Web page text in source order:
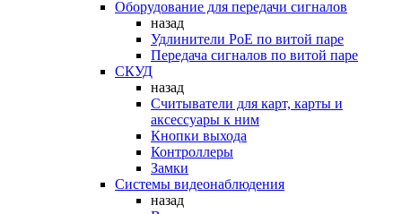
Оборудование для передачи сигналов
назад
Удлинители PoE по витой паре
Передача сигналов по витой паре
СКУД
назад
Считыватели для карт, карты и
аксессуары к ним
Кнопки выхода
Контроллеры
Замки
Системы видеонаблюдения
назад